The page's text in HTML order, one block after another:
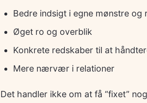
Bedre indsigt i egne mønstre og
Øget ro og overblik
Konkrete redskaber til at
Mere nærvær i relationer
Det handler ikke om at få “fixet”